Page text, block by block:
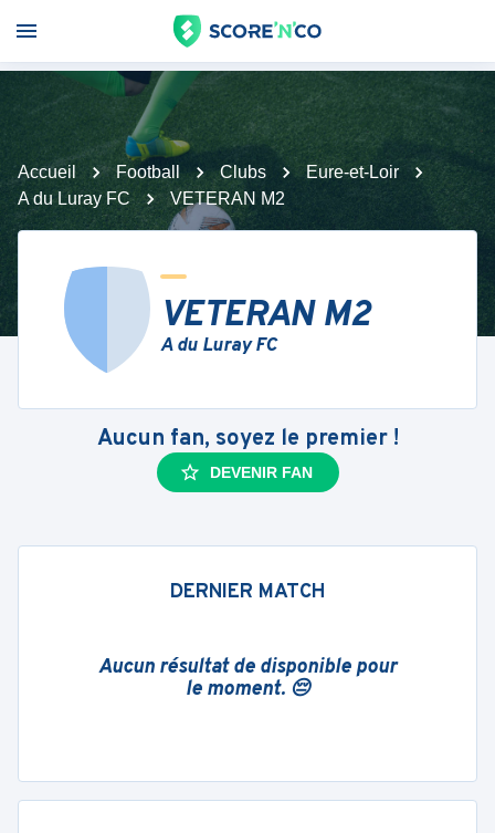
Accueil Football Clubs
Eure-et-Loir
A du Luray FC
VETERAN M2
VETERAN M2
A du Luray FC
Aucun fan, soyez le premier !
DEVENIR FAN
DERNIER MATCH
Aucun résultat de disponible pour
le moment. 😔